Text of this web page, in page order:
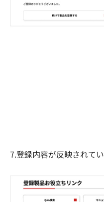
7.登録内容が反映されて